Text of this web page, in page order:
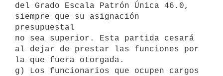
del Grado Escala Patrón Única 46.0,
siempre que su asignación
presupuestal
no sea superior. Esta partida cesará
al dejar de prestar las funciones por
la que fuera otorgada.
g) Los funcionarios que ocupen cargos